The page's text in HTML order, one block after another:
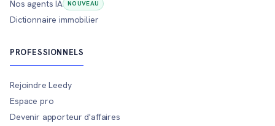
Nos agents IA
NOUVEAU
Dictionnaire immobilier
PROFESSIONNELS
Rejoindre Leedy
Espace pro
Devenir apporteur d'affaires